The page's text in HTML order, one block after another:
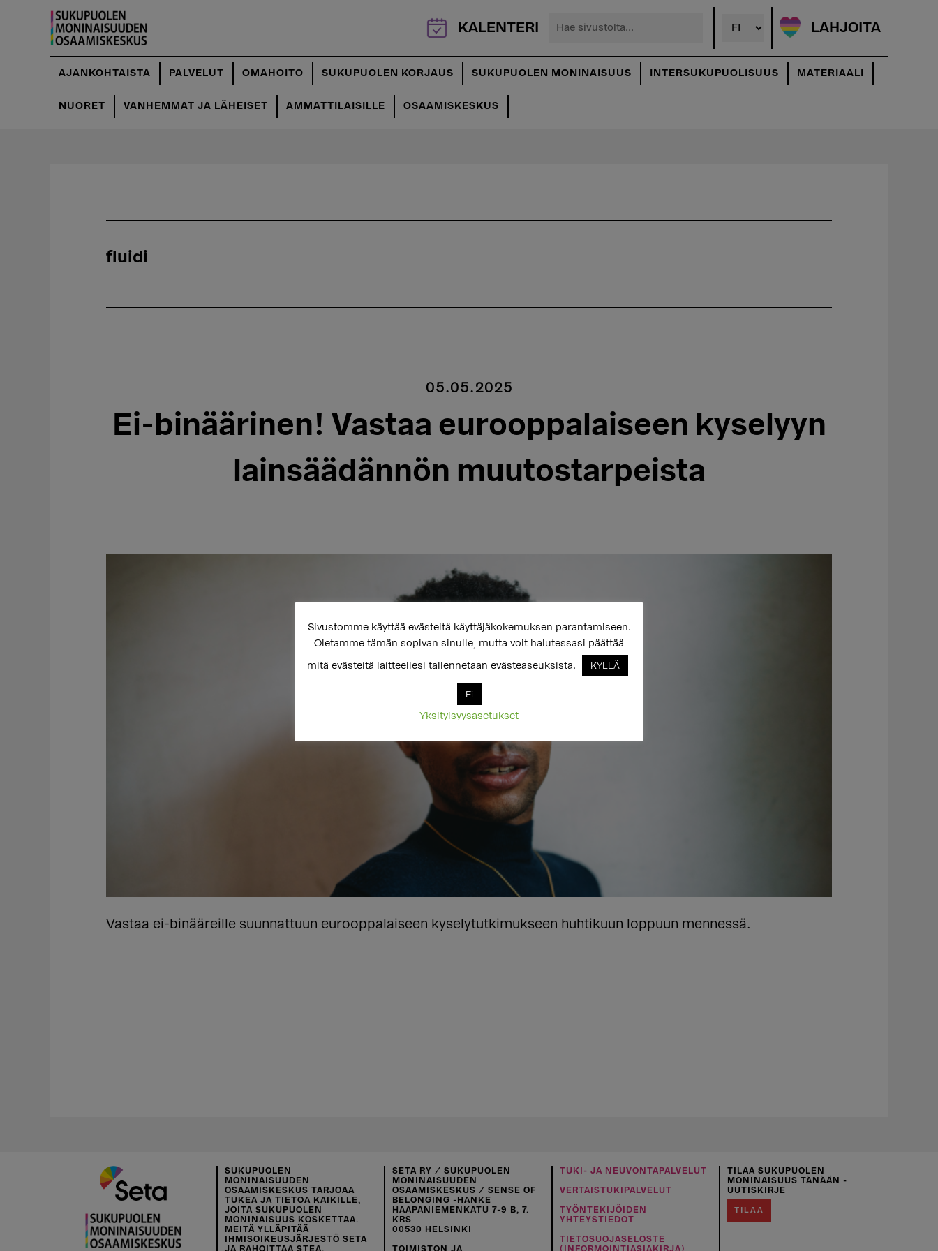
pääsisältöön
LAHJOITA
Hae
KALENTERI
AJANKOHTAISTA PALVELUT OMAHOITO SUKUPUOLEN KORJAUS SUKUPUOLEN MONINAISUUS INTERSUKUPUOLISUUS MATERIAALI
NUORET VANHEMMAT JA LÄHEISET AMMATTILAISILLE OSAAMISKESKUS
fluidi
05.05.2025
Ei-binäärinen! Vastaa eurooppalaiseen kyselyyn
lainsäädännön muutostarpeista
Vastaa ei-binääreille suunnattuun eurooppalaiseen kyselytutkimukseen huhtikuun loppuun mennessä.
SUKUPUOLEN
MONINAISUUDEN
OSAAMISKESKUS TARJOAA
TUKEA JA TIETOA KAIKILLE,
JOITA SUKUPUOLEN
MONINAISUUS KOSKETTAA.
MEITÄ YLLÄPITÄÄ
IHMISOIKEUSJÄRJESTÖ SETA
JA RAHOITTAA STEA.
SETA RY / SUKUPUOLEN
MONINAISUUDEN
OSAAMISKESKUS / SENSE OF
BELONGING -HANKE
HAAPANIEMENKATU 7-9 B, 7.
KRS
00530 HELSINKI
TOIMISTON JA
TUKI- JA NEUVONTAPALVELUT
VERTAISTUKIPALVELUT
TYÖNTEKIJÖIDEN
YHTEYSTIEDOT
TIETOSUOJASELOSTE
(INFORMOINTIASIAKIRJA)
TILAA SUKUPUOLEN
MONINAISUUS TÄNÄÄN -
UUTISKIRJE
TILAA
Sivustomme käyttää evästeitä käyttäjäkokemuksen parantamiseen.
Oletamme tämän sopivan sinulle, mutta voit halutessasi päättää
mitä evästeitä laitteellesi tallennetaan evästeaseuksista. KYLLÄ
Ei
Yksityisyysasetukset